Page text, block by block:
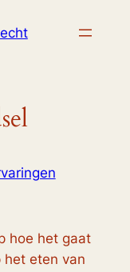
hoe het gaat
het eten van